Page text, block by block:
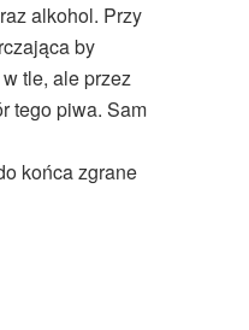
alkohol. Przy
by
tle, ale przez
tego piwa. Sam
końca zgrane